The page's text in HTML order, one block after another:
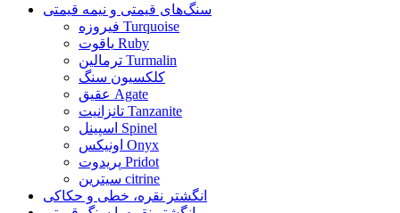
سنگ‌های قیمتی و نیمه قیمتی
فیروزه Turquoise
یاقوت Ruby
ترمالین Turmalin
کلکسیون سنگ
عقیق Agate
تانزانیت Tanzanite
اسپینل Spinel
اونیکس Onyx
پریدوت Pridot
سیترین citrine
انگشتر نقره، خطی و حکاکی